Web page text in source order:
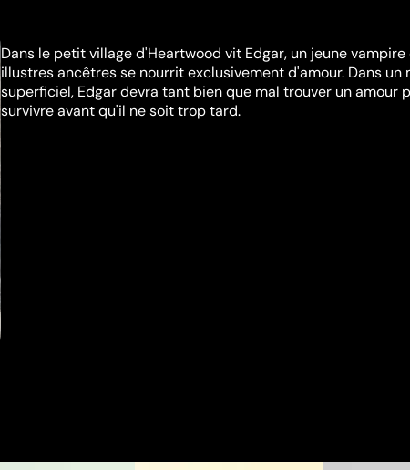
Dans le petit village d'Heartwood vit Edgar, un jeune
illustres ancêtres se nourrit exclusivement d'amour. Dans un
superficiel, Edgar devra tant bien que mal trouver un amour
survivre avant qu'il ne soit trop tard.